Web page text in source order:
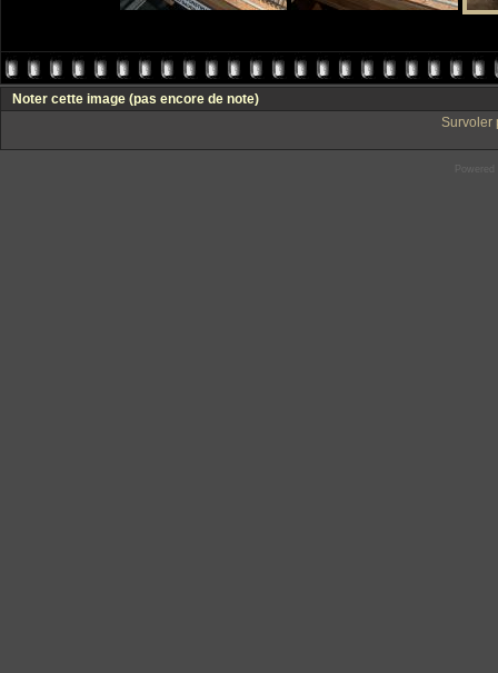
Noter cette image (pas encore de note)
Survoler